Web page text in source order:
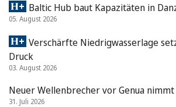
Baltic Hub baut Kapazitäten in
05. August 2026
Verschärfte Niedrigwasserlage
Druck
03. August 2026
Neuer Wellenbrecher vor Genua
31. Juli 2026